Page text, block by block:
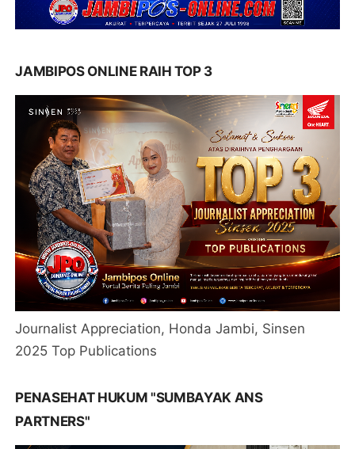
JAMBIPOS ONLINE RAIH TOP 3
Journalist Appreciation, Honda Jambi, Sinsen
2025 Top Publications
PENASEHAT HUKUM "SUMBAYAK ANS
PARTNERS"